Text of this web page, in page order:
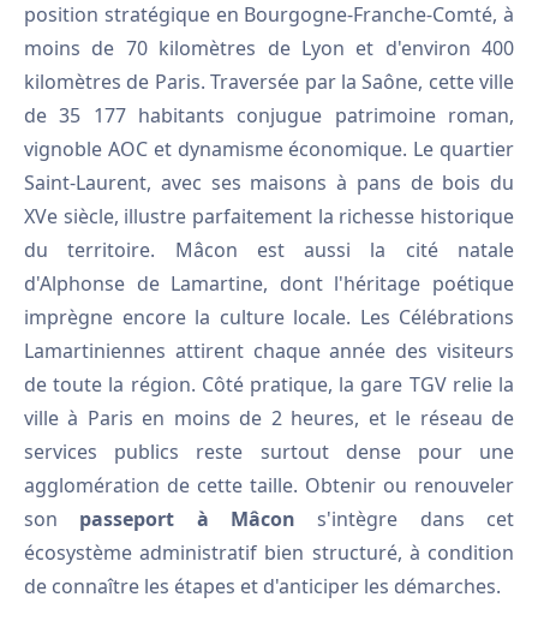
position stratégique en Bourgogne-Franche-Comté, à
moins de 70 kilomètres de Lyon et d'environ 400
kilomètres de Paris. Traversée par la Saône, cette ville
de 35 177 habitants conjugue patrimoine roman,
vignoble AOC et dynamisme économique. Le quartier
Saint-Laurent, avec ses maisons à pans de bois du
XVe siècle, illustre parfaitement la richesse historique
du territoire. Mâcon est aussi la cité natale
d'Alphonse de Lamartine, dont l'héritage poétique
imprègne encore la culture locale. Les Célébrations
Lamartiniennes attirent chaque année des visiteurs
de toute la région. Côté pratique, la gare TGV relie la
ville à Paris en moins de 2 heures, et le réseau de
services publics reste surtout dense pour une
agglomération de cette taille. Obtenir ou renouveler
son passeport à Mâcon s'intègre dans cet
écosystème administratif bien structuré, à condition
de connaître les étapes et d'anticiper les démarches.